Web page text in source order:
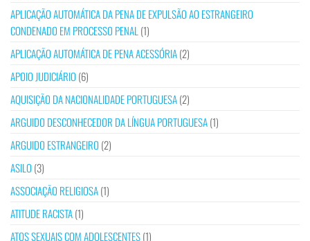
APLICAÇÃO AUTOMÁTICA DA PENA DE EXPULSÃO AO ESTRANGEIRO
CONDENADO EM PROCESSO PENAL (1)
APLICAÇÃO AUTOMÁTICA DE PENA ACESSÓRIA(2)
APOIO JUDICIÁRIO (6)
AQUISIÇÃO DA NACIONALIDADE PORTUGUESA(2)
ARGUIDO DESCONHECEDOR DA LÍNGUA PORTUGUESA(1)
ARGUIDO ESTRANGEIRO (2)
ASILO (3)
ASSOCIAÇÃO RELIGIOSA(1)
ATITUDE RACISTA(1)
ATOS SEXUAIS COM ADOLESCENTES(1)